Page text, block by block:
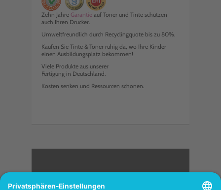
Zehn Jahre Garantie auf Toner und Tinte schützen
auch Ihren Drucker.
Umweltfreundlich durch Recyclingquote bis zu 80%.
Kaufen Sie Tinte & Toner ruhig da, wo Ihre Kinder
einen Ausbildungsplatz bekommen!
Viele Produkte aus unserer
Fertigung in Deutschland.
Kosten senken und Ressourcen schonen.
<